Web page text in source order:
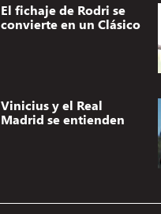
El fichaje de Rodri se
convierte en un Clásico
Vinicius y el Real
Madrid se entienden